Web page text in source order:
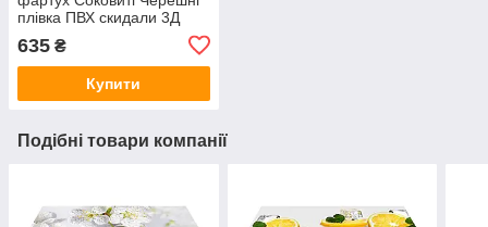
плівка ПВХ скидали 3Д
Жовтий 600х2500 мм
635 ₴
Купити
Подібні товари компанії